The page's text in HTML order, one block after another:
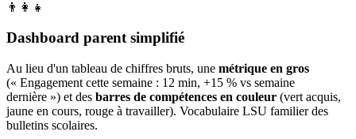
👨‍👩‍👧
Dashboard parent simplifié
Au lieu d'un tableau de chiffres bruts, une métrique en gros
(« Engagement cette semaine : 12 min, +15 % vs semaine
dernière ») et des barres de compétences en couleur (vert acquis,
jaune en cours, rouge à travailler). Vocabulaire LSU familier des
bulletins scolaires.